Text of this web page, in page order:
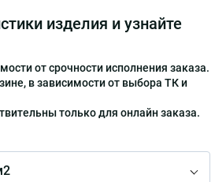
изделия и узнайте
от срочности исполнения заказа.
в зависимости от выбора ТК и
только для онлайн заказа.